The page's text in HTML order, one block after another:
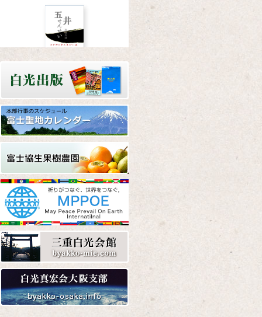
Amazon 楽天 Yahoo!
Amazon 楽天 Yahoo!
Amazon 楽天 Yahoo!